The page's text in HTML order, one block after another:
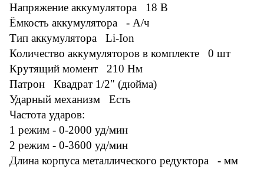
Напряжение аккумулятора 18 В
Ёмкость аккумулятора - А/ч
Тип аккумулятора Li-Ion
Количество аккумуляторов в комплекте 0 шт
Крутящий момент 210 Нм
Патрон Квадрат 1/2" (дюйма)
Ударный механизм Есть
Частота ударов:
1 режим - 0-2000 уд/мин
2 режим - 0-3600 уд/мин
Длина корпуса металлического редуктора - мм